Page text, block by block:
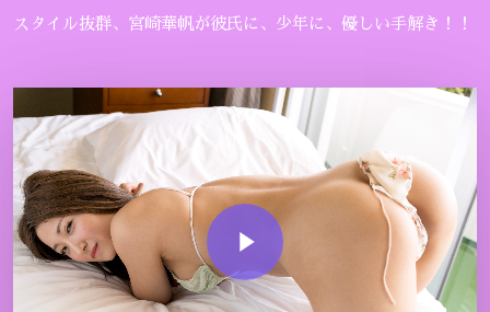
スタイル抜群、宮崎華帆が彼氏に、少年に、優しい手解き！！
Play Video